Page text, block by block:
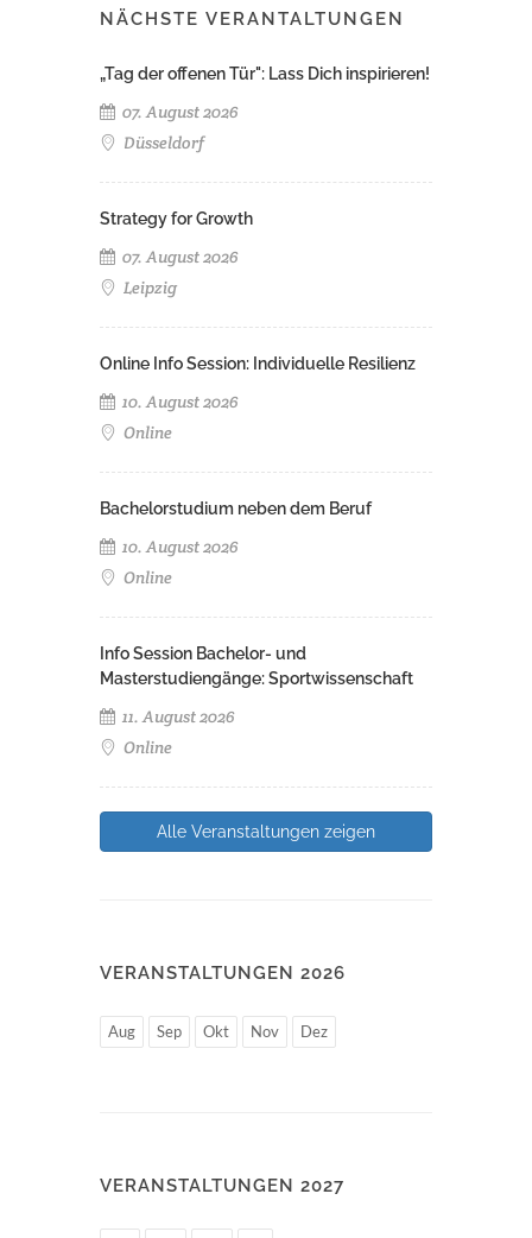
NÄCHSTE VERANTALTUNGEN
„Tag der offenen Tür": Lass Dich inspirieren!
07. August 2026
Düsseldorf
Strategy for Growth
07. August 2026
Leipzig
Online Info Session: Individuelle Resilienz
10. August 2026
Online
Bachelorstudium neben dem Beruf
10. August 2026
Online
Info Session Bachelor- und
Masterstudiengänge: Sportwissenschaft
11. August 2026
Online
Alle Veranstaltungen zeigen
VERANSTALTUNGEN 2026
Aug Sep Okt Nov Dez
VERANSTALTUNGEN 2027